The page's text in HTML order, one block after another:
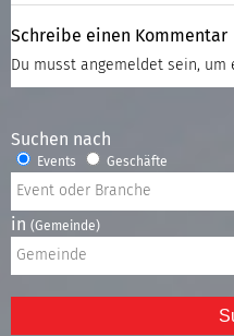
Schreibe einen Kommentar
Du musst angemeldet sein, um
Suchen nach
Events Geschäfte
in (Gemeinde)